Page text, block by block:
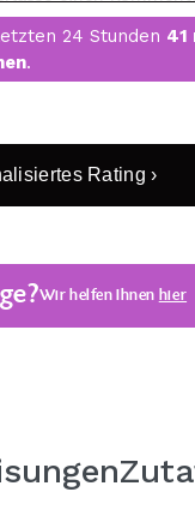
24 Stunden 41
.
Rating ›
Wir helfen Ihnen hier